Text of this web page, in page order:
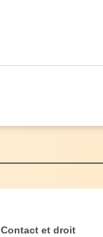
Contact et droit